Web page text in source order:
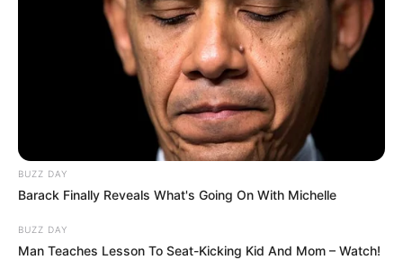
A baleset pontos körülményeit továbbra is
vizsgálják, de egy biztos: Ördög Nóra és családja
talán épp a megérzéseinek köszönheti, hogy ma
biztonságban vannak.
BUZZ DAY
Barack Finally Reveals What's Going On With Michelle
BUZZ DAY
Man Teaches Lesson To Seat-Kicking Kid And Mom – Watch!